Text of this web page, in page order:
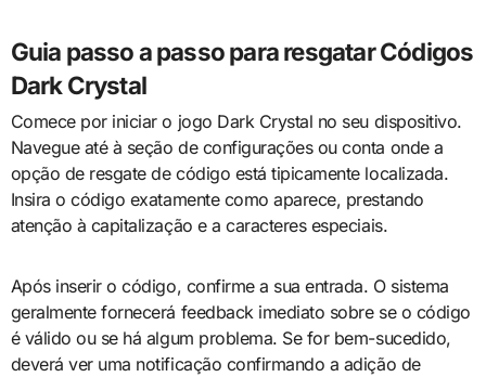
Guia passo a passo para resgatar Códigos
Dark Crystal
Comece por iniciar o jogo Dark Crystal no seu dispositivo.
Navegue até à seção de configurações ou conta onde a
opção de resgate de código está tipicamente localizada.
Insira o código exatamente como aparece, prestando
atenção à capitalização e a caracteres especiais.
Após inserir o código, confirme a sua entrada. O sistema
geralmente fornecerá feedback imediato sobre se o código
é válido ou se há algum problema. Se for bem-sucedido,
deverá ver uma notificação confirmando a adição de